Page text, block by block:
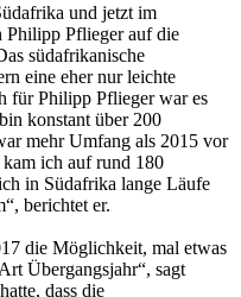
und jetzt im
Philipp Pflieger auf die
südafrikanische
eine eher nur leichte
für Philipp Pflieger war es
konstant über 200
mehr Umfang als 2015 vor
ich auf rund 180
in Südafrika lange Läufe
berichtet er.
die Möglichkeit, mal etwas
Übergangsjahr“, sagt
dass die